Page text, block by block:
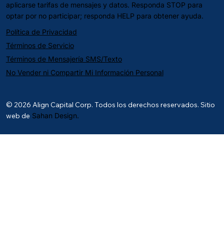
aplicarse tarifas de mensajes y datos. Responda STOP para
optar por no participar; responda HELP para obtener ayuda.
Política de Privacidad
Términos de Servicio
Términos de Mensajería SMS/Texto
No Vender ni Compartir Mi Información Personal
© 2026 Align Capital Corp. Todos los derechos reservados. Sitio
web de Sahan Design.